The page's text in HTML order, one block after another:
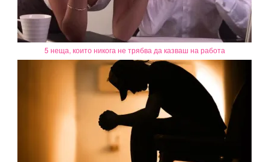
5 неща, които никога не трябва да казваш на работа